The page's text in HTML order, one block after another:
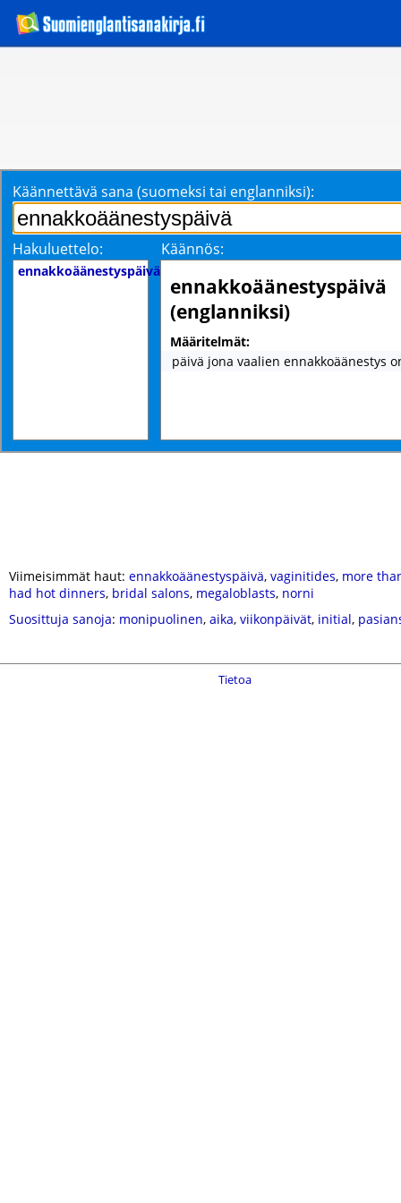
Käännettävä sana (suomeksi tai englanniksi):
Hakuluettelo: Käännös:
ennakkoäänestyspäivä
ennakkoäänestyspäivä
(englanniksi)
Määritelmät:
päivä jona vaalien ennakkoäänestys
Viimeisimmät haut: ennakkoäänestyspäivä, vaginitides, more
had hot dinners, bridal salons, megaloblasts, norni
Suosittuja sanoja: monipuolinen, aika, viikonpäivät, initial,
Tietoa